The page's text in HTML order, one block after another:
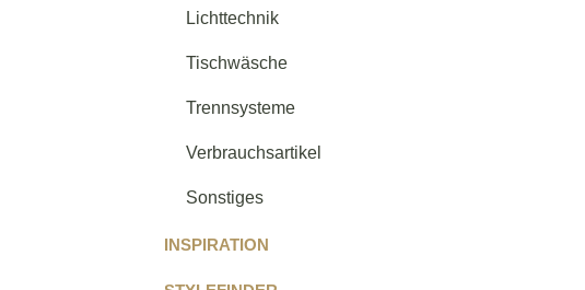
Lichttechnik
Tischwäsche
Trennsysteme
Verbrauchsartikel
Sonstiges
INSPIRATION